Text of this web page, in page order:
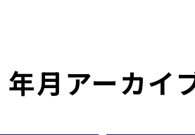
年月アーカイ